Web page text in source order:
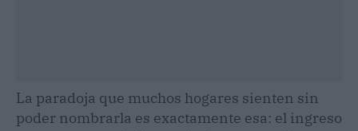
La paradoja que muchos hogares sienten sin
poder nombrarla es exactamente esa: el ingreso